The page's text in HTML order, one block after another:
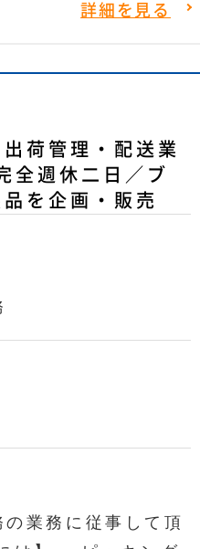
詳細を見る
荷管理・配送業
全週休二日／ブ
を企画・販売
業務に従事して頂